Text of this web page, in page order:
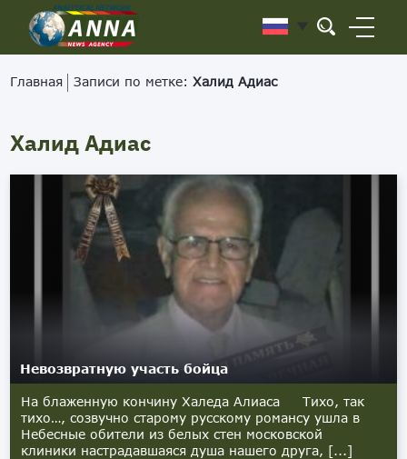
Главная Записи по метке:Халид Адиас
Халид Адиас
Невозвратную участь бойца
На блаженную кончину Халеда Алиаса Тихо, так
тихо…, созвучно старому русскому романсу ушла в
Небесные обители из белых стен московской
клиники настрадавшаяся душа нашего друга, [...]